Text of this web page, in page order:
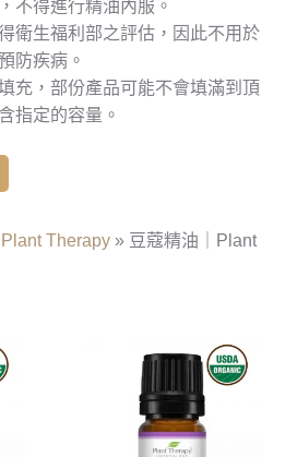
不得進行精油內服。
衛生福利部之評估，因此不用於
防疾病。
充，部份產品可能不會填滿到頂
指定的容量。
Plant Therapy » 豆蔻精油｜Plant